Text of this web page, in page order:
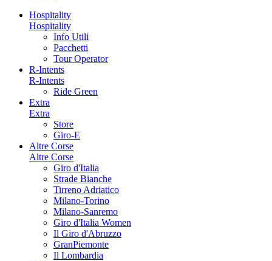
Hospitality
Hospitality
Info Utili
Pacchetti
Tour Operator
R-Intents
R-Intents
Ride Green
Extra
Extra
Store
Giro-E
Altre Corse
Altre Corse
Giro d'Italia
Strade Bianche
Tirreno Adriatico
Milano-Torino
Milano-Sanremo
Giro d'Italia Women
Il Giro d'Abruzzo
GranPiemonte
Il Lombardia